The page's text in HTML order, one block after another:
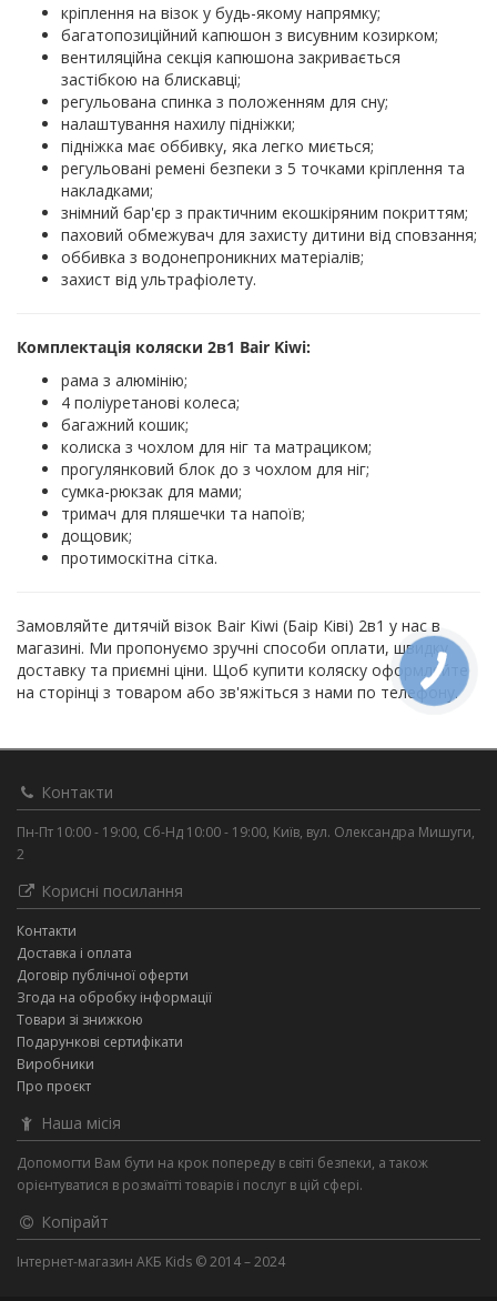
кріплення на візок у будь-якому напрямку;
багатопозиційний капюшон з висувним козирком;
вентиляційна секція капюшона закривається
застібкою на блискавці;
регульована спинка з положенням для сну;
налаштування нахилу підніжки;
підніжка має оббивку, яка легко миється;
регульовані ремені безпеки з 5 точками кріплення та
накладками;
знімний бар'єр з практичним екошкіряним покриттям;
паховий обмежувач для захисту дитини від сповзання;
оббивка з водонепроникних матеріалів;
захист від ультрафіолету.
Комплектація коляски 2в1 Bair Kiwi:
рама з алюмінію;
4 поліуретанові колеса;
багажний кошик;
колиска з чохлом для ніг та матрациком;
прогулянковий блок до з чохлом для ніг;
сумка-рюкзак для мами;
тримач для пляшечки та напоїв;
дощовик;
протимоскітна сітка.
Замовляйте дитячій візок Bair Kiwi (Баір Ківі) 2в1 у нас в
магазині. Ми пропонуємо зручні способи оплати, швидку
доставку та приємні ціни. Щоб купити коляску оформляйте
на сторінці з товаром або зв'яжіться з нами по телефону.
Контакти
Пн-Пт 10:00 - 19:00, Сб-Нд 10:00 - 19:00, Київ, вул. Олександра Мишуги,
2
Корисні посилання
Контакти
Доставка і оплата
Договір публічної оферти
Згода на обробку інформації
Товари зі знижкою
Подарункові сертифікати
Виробники
Про проєкт
Наша місія
Допомогти Вам бути на крок попереду в світі безпеки, а також
орієнтуватися в розмаїтті товарів і послуг в цій сфері.
Копірайт
Інтернет-магазин АКБ Kids © 2014 – 2024